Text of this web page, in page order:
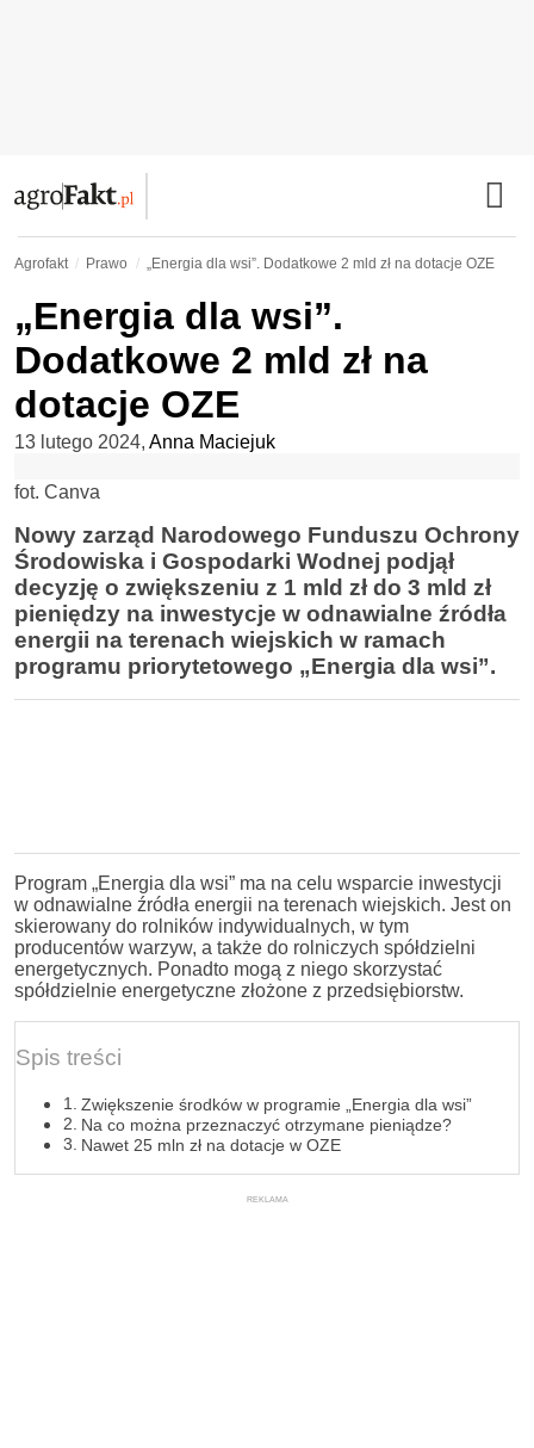
Agrofakt Prawo „Energia dla wsi”. Dodatkowe 2 mld zł na dotacje OZE
„Energia dla wsi”.
Dodatkowe 2 mld zł na
dotacje OZE
13 lutego 2024, Anna Maciejuk
fot. Canva
Nowy zarząd Narodowego Funduszu Ochrony
Środowiska i Gospodarki Wodnej podjął
decyzję o zwiększeniu z 1 mld zł do 3 mld zł
pieniędzy na inwestycje w odnawialne źródła
energii na terenach wiejskich w ramach
programu priorytetowego „Energia dla wsi”.
Program „Energia dla wsi” ma na celu wsparcie inwestycji
w odnawialne źródła energii na terenach wiejskich. Jest on
skierowany do rolników indywidualnych, w tym
producentów warzyw, a także do rolniczych spółdzielni
energetycznych. Ponadto mogą z niego skorzystać
spółdzielnie energetyczne złożone z przedsiębiorstw.
Spis treści
Zwiększenie środków w programie „Energia dla wsi”
Na co można przeznaczyć otrzymane pieniądze?
Nawet 25 mln zł na dotacje w OZE
REKLAMA